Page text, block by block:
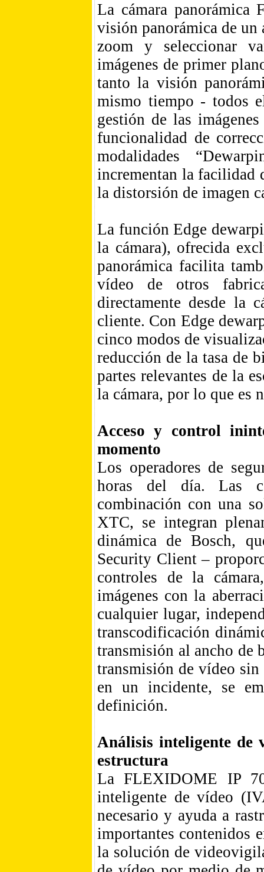
La cámara
visión panorámica de un
zoom y seleccionar
imágenes de primer
tanto la visión
mismo tiempo - todos
gestión de las
funcionalidad de
modalidades
incrementan la facilidad
la distorsión de imagen
La función Edge
la cámara), ofrecida
panorámica facilita
vídeo de otros
directamente desde la
cliente. Con Edge
cinco modos de
reducción de la tasa de
partes relevantes de la
la cámara, por lo que es
Acceso y control
momento
Los operadores de
horas del día. Las
combinación con una
XTC, se integran
dinámica de Bosch,
Security Client –
controles de la
imágenes con la
cualquier lugar,
transcodificación
transmisión al ancho de
transmisión de vídeo
en un incidente, se
definición.
Análisis inteligente de
estructura
La FLEXIDOME IP
inteligente de vídeo
necesario y ayuda a
importantes contenidos
la solución de